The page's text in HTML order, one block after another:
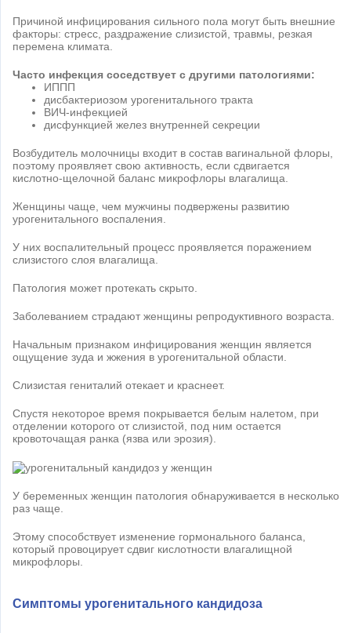
Причиной инфицирования сильного пола могут быть внешние
факторы: стресс, раздражение слизистой, травмы, резкая
перемена климата.
Часто инфекция соседствует с другими патологиями:
ИППП
дисбактериозом урогенитального тракта
ВИЧ-инфекцией
дисфункцией желез внутренней секреции
Возбудитель молочницы входит в состав вагинальной флоры,
поэтому проявляет свою активность, если сдвигается
кислотно-щелочной баланс микрофлоры влагалища.
Женщины чаще, чем мужчины подвержены развитию
урогенитального воспаления.
У них воспалительный процесс проявляется поражением
слизистого слоя влагалища.
Патология может протекать скрыто.
Заболеванием страдают женщины репродуктивного возраста.
Начальным признаком инфицирования женщин является
ощущение зуда и жжения в урогенитальной области.
Слизистая гениталий отекает и краснеет.
Спустя некоторое время покрывается белым налетом, при
отделении которого от слизистой, под ним остается
кровоточащая ранка (язва или эрозия).
У беременных женщин патология обнаруживается в несколько
раз чаще.
Этому способствует изменение гормонального баланса,
который провоцирует сдвиг кислотности влагалищной
микрофлоры.
Симптомы урогенитального кандидоза